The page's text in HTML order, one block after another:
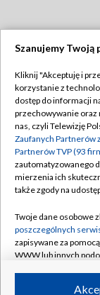
Abonament
Emisja w TVP
Centrum
Naziemna
Rada
System NOS
Informacje o
Szanujemy Twoją
Kliknij "Akceptuję i
korzystanie z
dostęp do informacji
przechowywanie oraz
nas, czyli Telewizję
Zaufanych Partnerów
Partnerów TVP (93
zautomatyzowanego
mierzenia ich
także zgody na
Twoje dane osobowe
poszczególnych
zapisywane za
WWW lub innych